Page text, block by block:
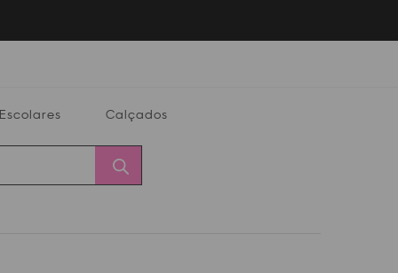
Escolares Calçados